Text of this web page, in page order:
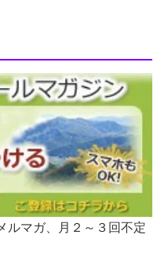
ルマガ、月２～３回不定